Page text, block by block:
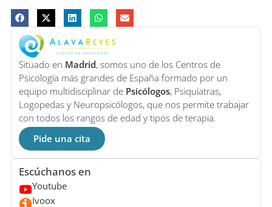
Situado en Madrid, somos uno de los Centros de
Psicología más grandes de España formado por un
equipo multidisciplinar de Psicólogos, Psiquiatras,
Logopedas y Neuropsicólogos, que nos permite trabajar
con todos los rangos de edad y tipos de terapia.
Pide una cita
Escúchanos en
Youtube
Ivoox